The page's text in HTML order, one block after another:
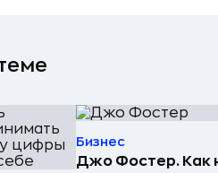
Бизнес
Джо Фостер. Как